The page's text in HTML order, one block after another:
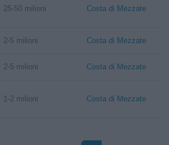
25-50 milioni Costa di Mezzate
2-5 milioni Costa di Mezzate
2-5 milioni Costa di Mezzate
1-2 milioni Costa di Mezzate